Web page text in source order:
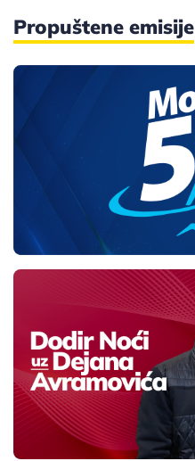
Propuštene emisije